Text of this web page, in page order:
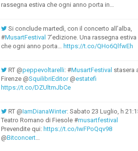
rassegna estiva che ogni anno porta in…
Si conclude martedì, con il concerto all’alba,
#MusartFestival 7’edizione. Una rassegna estiva
che ogni anno porta… https://t.co/QHo6QlfwEh
RT @peppevoltarelli: #MusartFestival stasera
Firenze @SquilibriEditor@estatefi
https://t.co/DZUltmJbCe
RT @IamDianaWinter: Sabato 23 Luglio, h
Teatro Romano di Fiesole #musartfestival
Prevendite qui: https://t.co/IwFPoQqv98
@Bitconcert…